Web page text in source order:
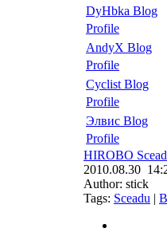
DyHbka Blog
Profile
AndyX Blog
Profile
Cyclist Blog
Profile
Элвис Blog
Profile
HIROBO
2010.08.30
Author: stick
Tags: Sceadu |